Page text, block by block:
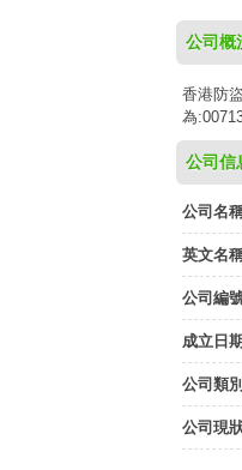
公司概
香港防
為
公司信
公司名
英文名
公司編
成立日期
公司類別
公司現